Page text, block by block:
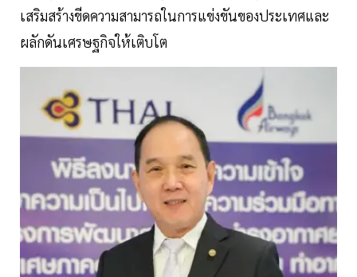
เสริมสร้างขีดความสามารถในการแข่งขันของประเทศและ
ผลักดันเศรษฐกิจให้เติบโต